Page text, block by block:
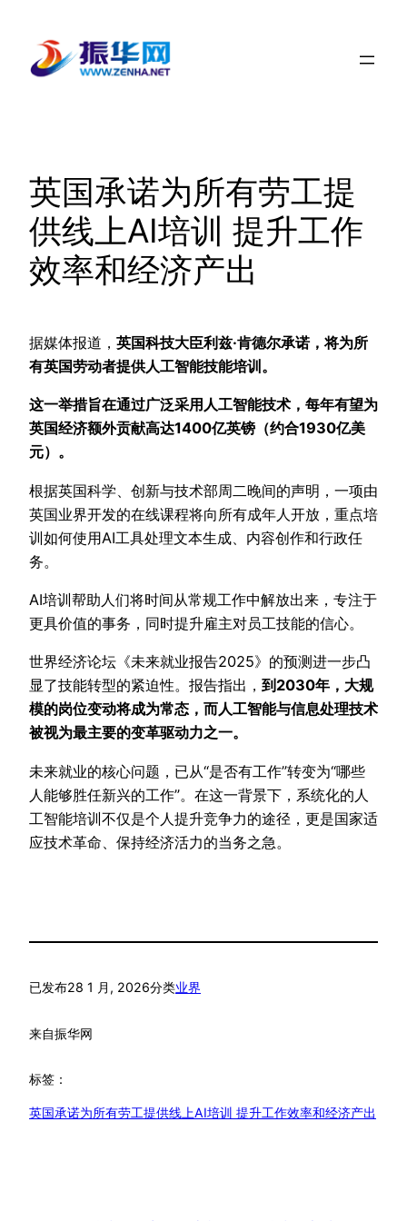
英国承诺为所有劳工提
供线上AI培训 提升工作
效率和经济产出
据媒体报道， 英国科技大臣利兹·肯德尔承诺，将为所
有英国劳动者提供人工智能技能培训。
这一举措旨在通过广泛采用人工智能技术，每年有望为
英国经济额外贡献高达1400亿英镑（约合1930亿美
元）。
根据英国科学、创新与技术部周二晚间的声明，一项由
英国业界开发的在线课程将向所有成年人开放，重点培
训如何使用AI工具处理文本生成、内容创作和行政任
务。
AI培训帮助人们将时间从常规工作中解放出来，专注于
更具价值的事务，同时提升雇主对员工技能的信心。
世界经济论坛《未来就业报告2025》的预测进一步凸
显了技能转型的紧迫性。报告指出， 到2030年，大规
模的岗位变动将成为常态，而人工智能与信息处理技术
被视为最主要的变革驱动力之一。
未来就业的核心问题，已从“是否有工作”转变为“哪些
人能够胜任新兴的工作”。在这一背景下，系统化的人
工智能培训不仅是个人提升竞争力的途径，更是国家适
应技术革命、保持经济活力的当务之急。
已发布28 1 月, 2026分类业界
来自振华网
标签：
英国承诺为所有劳工提供线上AI培训 提升工作效率和经济产出